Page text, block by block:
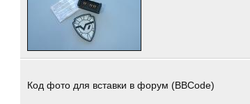
Код фото для вставки в форум (BBCode)